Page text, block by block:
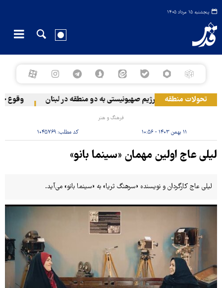
پنجشنبه ۱۵ مرداد ۱۴۰۵
تحولات منطقهحمله رژیم صهیونیستی به دو منطقه در لبنان وقوع
فرهنگ و هنر
۱۱ بهمن ۱۴۰۳ - ۱۰:۵۶ کد مطلب: ۱۰۴۵۷۶۹
لیلی عاج اولین مهمان «سینما بانو»
لیلی عاج کارگردان و نویسنده «سرهنگ ثریا» به «سینما بانو» می‌آید.